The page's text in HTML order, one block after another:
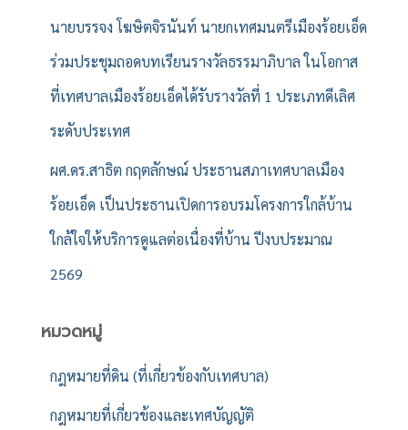
นายบรรจง โฆษิตจิรนันท์ นายกเทศมนตรีเมืองร้อยเอ็ด
ร่วมประชุมถอดบทเรียนรางวัลธรรมาภิบาล ในโอกาส
ที่เทศบาลเมืองร้อยเอ็ดได้รับรางวัลที่ 1 ประเภทดีเลิศ
ระดับประเทศ
ผศ.ดร.สาธิต กฤตลักษณ์ ประธานสภาเทศบาลเมือง
ร้อยเอ็ด เป็นประธานเปิดการอบรมโครงการใกล้บ้าน
ใกล้ใจให้บริการดูแลต่อเนื่องที่บ้าน ปีงบประมาณ
2569
หมวดหมู่
กฎหมายที่ดิน (ที่เกี่ยวข้องกับเทศบาล)
กฎหมายที่เกี่ยวข้องและเทศบัญญัติ